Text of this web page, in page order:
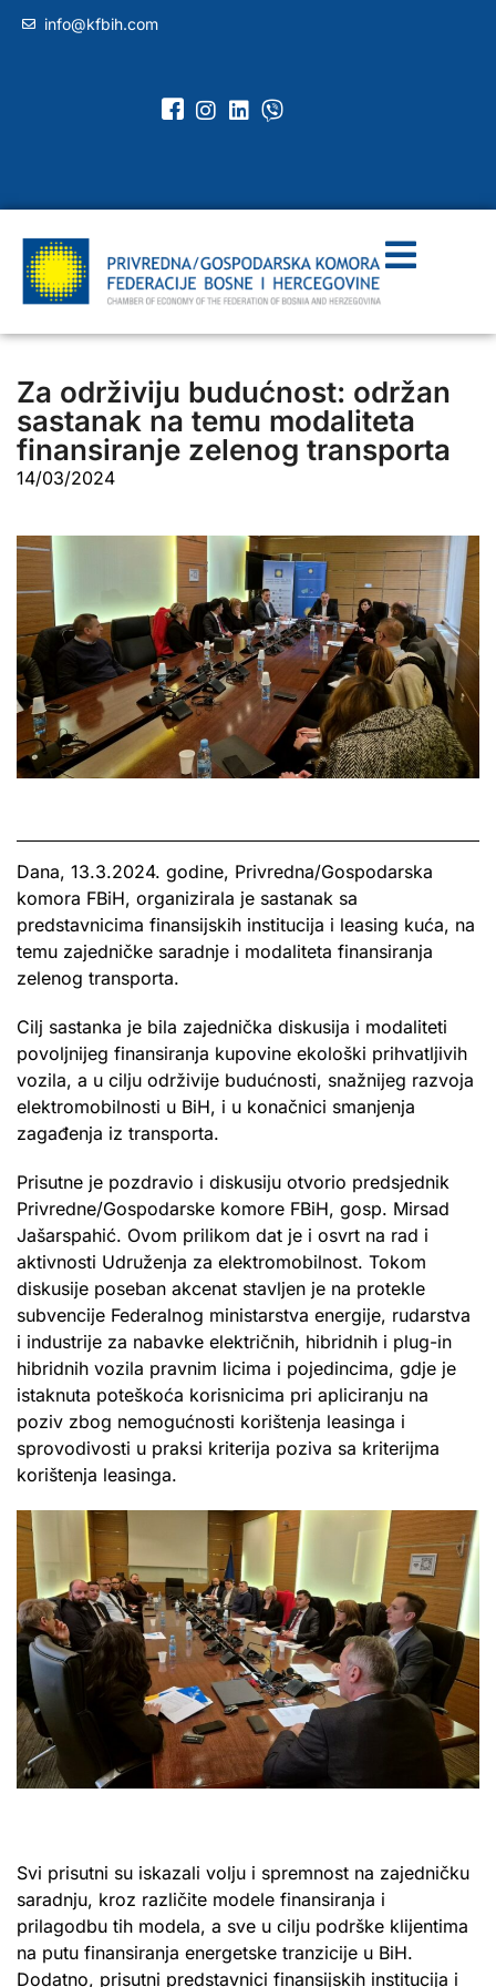
info@kfbih.com
Za održiviju budućnost: održan
sastanak na temu modaliteta
finansiranje zelenog transporta
14/03/2024
Dana, 13.3.2024. godine, Privredna/Gospodarska
komora FBiH, organizirala je sastanak sa
predstavnicima finansijskih institucija i leasing kuća, na
temu zajedničke saradnje i modaliteta finansiranja
zelenog transporta.
Cilj sastanka je bila zajednička diskusija i modaliteti
povoljnijeg finansiranja kupovine ekološki prihvatljivih
vozila, a u cilju održivije budućnosti, snažnijeg razvoja
elektromobilnosti u BiH, i u konačnici smanjenja
zagađenja iz transporta.
Prisutne je pozdravio i diskusiju otvorio predsjednik
Privredne/Gospodarske komore FBiH, gosp. Mirsad
Jašarspahić. Ovom prilikom dat je i osvrt na rad i
aktivnosti Udruženja za elektromobilnost. Tokom
diskusije poseban akcenat stavljen je na protekle
subvencije Federalnog ministarstva energije, rudarstva
i industrije za nabavke električnih, hibridnih i plug-in
hibridnih vozila pravnim licima i pojedincima, gdje je
istaknuta poteškoća korisnicima pri apliciranju na
poziv zbog nemogućnosti korištenja leasinga i
sprovodivosti u praksi kriterija poziva sa kriterijma
korištenja leasinga.
Svi prisutni su iskazali volju i spremnost na zajedničku
saradnju, kroz različite modele finansiranja i
prilagodbu tih modela, a sve u cilju podrške klijentima
na putu finansiranja energetske tranzicije u BiH.
Dodatno, prisutni predstavnici finansijskih institucija i